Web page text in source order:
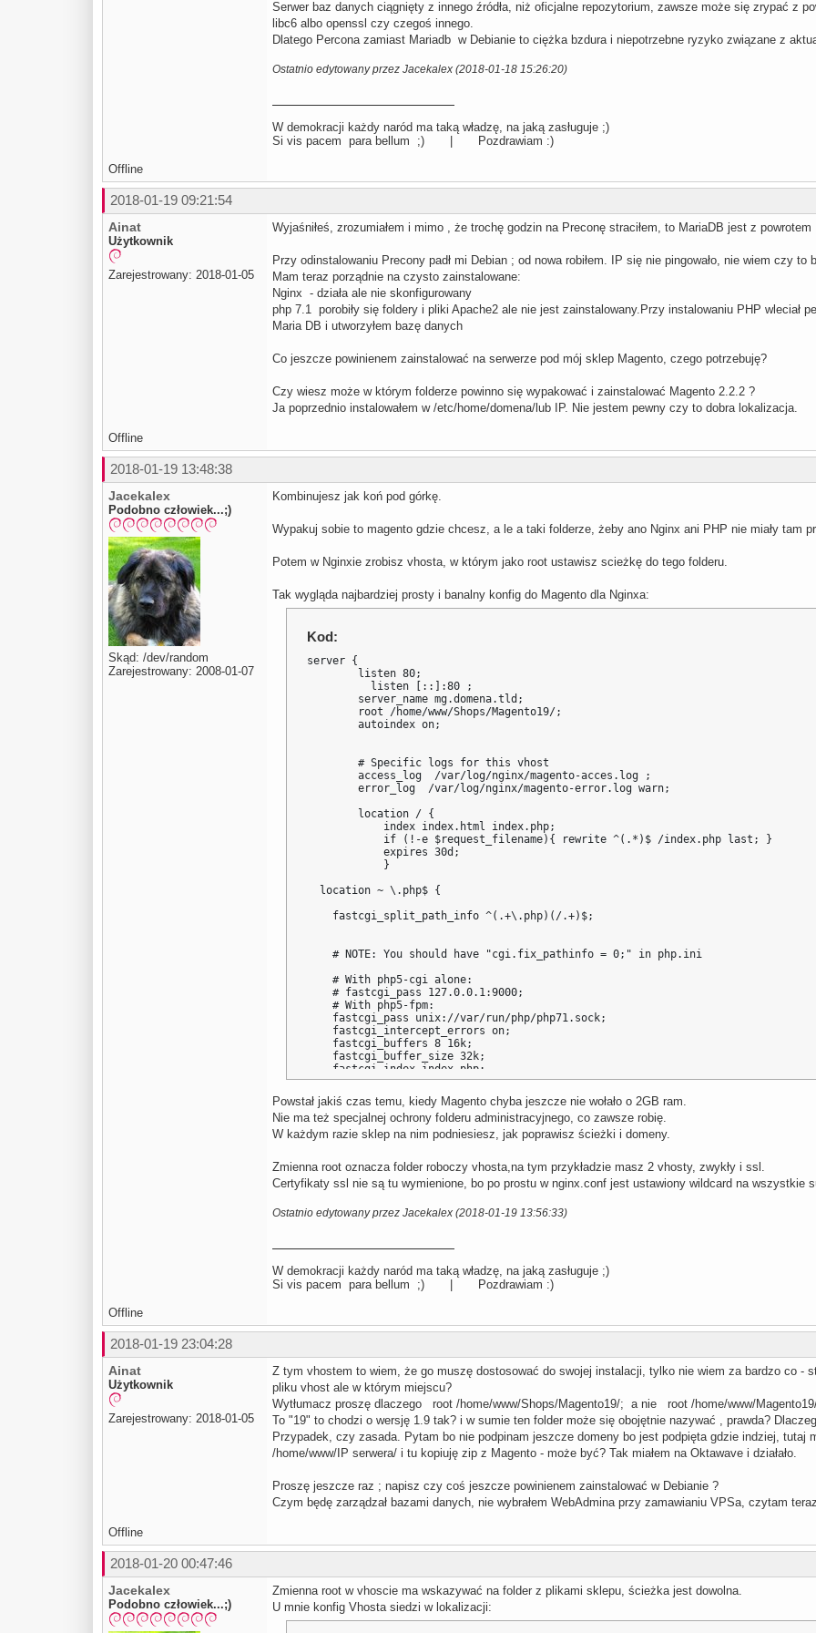
Serwer baz danych ciągnięty z innego źródła, niż oficjalne repozytorium, zawsze może się zrypać z
libc6 albo openssl czy czegoś innego.
Dlatego Percona zamiast Mariadb w Debianie to ciężka bzdura i niepotrzebne ryzyko związane z
Ostatnio edytowany przez Jacekalex (2018-01-18 15:26:20)
W demokracji każdy naród ma taką władzę, na jaką zasługuje ;)
Si vis pacem para bellum ;) | Pozdrawiam :)
Offline
2018-01-19 09:21:54
Ainat
Użytkownik
Zarejestrowany: 2018-01-05
Wyjaśniłeś, zrozumiałem i mimo , że trochę godzin na Preconę straciłem, to MariaDB jest z powrotem .
Przy odinstalowaniu Precony padł mi Debian ; od nowa robiłem. IP się nie pingowało, nie wiem czy to
Mam teraz porządnie na czysto zainstalowane:
Nginx - działa ale nie skonfigurowany
php 7.1 porobiły się foldery i pliki Apache2 ale nie jest zainstalowany.Przy instalowaniu PHP wleciał
Maria DB i utworzyłem bazę danych
Co jeszcze powinienem zainstalować na serwerze pod mój sklep Magento, czego potrzebuję?
Czy wiesz może w którym folderze powinno się wypakować i zainstalować Magento 2.2.2 ?
Ja poprzednio instalowałem w /etc/home/domena/lub IP. Nie jestem pewny czy to dobra lokalizacja.
Offline
2018-01-19 13:48:38
Jacekalex
Podobno człowiek...;)
Skąd: /dev/random
Zarejestrowany: 2008-01-07
Kombinujesz jak koń pod górkę.
Wypakuj sobie to magento gdzie chcesz, a le a taki folderze, żeby ano Nginx ani PHP nie miały tam
Potem w Nginxie zrobisz vhosta, w którym jako root ustawisz scieżkę do tego folderu.
Tak wygląda najbardziej prosty i banalny konfig do Magento dla Nginxa:
Kod:
server {
        listen 80;
          listen [::]:80 ;
        server_name mg.domena.tld;
        root /home/www/Shops/Magento19/;
        autoindex on;
        # Specific logs for this vhost
        access_log  /var/log/nginx/magento-acces.log ;
        error_log  /var/log/nginx/magento-error.log warn;
        location / {
            index index.html index.php;
            if (!-e $request_filename){ rewrite ^(.*)$ /index.php last; }
            expires 30d;
            }
  location ~ \.php$ {
    fastcgi_split_path_info ^(.+\.php)(/.+)$;
    # NOTE: You should have "cgi.fix_pathinfo = 0;" in php.ini
    # With php5-cgi alone:
    # fastcgi_pass 127.0.0.1:9000;
    # With php5-fpm:
    fastcgi_pass unix://var/run/php/php71.sock;
    fastcgi_intercept_errors on;
    fastcgi_buffers 8 16k;
    fastcgi_buffer_size 32k;
    fastcgi_index index.php;
    fastcgi_param SCRIPT_FILENAME $document_root$fastcgi_script_name;
    include /etc/nginx/fastcgi.conf;
    autoindex on;
  }
server {
        listen [::]:443;
        root /home/www/Shops/Magento19/;
        ssl on;
       # Specific logs for this vhost
        location / {
            index index.html index.php;
            if (!-e $request_filename){ rewrite ^(.*)$ /index.php last; }
             expires 30d;
            }
    # NOTE: You should have "cgi.fix_pathinfo = 0;" in php.ini
    fastcgi_pass unix://var/run/php/php71.sock;
    fastcgi_buffers 8 16k;
    fastcgi_buffer_size 32k;
    fastcgi_index index.php;
    fastcgi_param SCRIPT_FILENAME $document_root$fastcgi_script_name;
Powstał jakiś czas temu, kiedy Magento chyba jeszcze nie wołało o 2GB ram.
Nie ma też specjalnej ochrony folderu administracyjnego, co zawsze robię.
W każdym razie sklep na nim podniesiesz, jak poprawisz ścieżki i domeny.
Zmienna root oznacza folder roboczy vhosta,na tym przykładzie masz 2 vhosty, zwykły i ssl.
Certyfikaty ssl nie są tu wymienione, bo po prostu w nginx.conf jest ustawiony wildcard na wszystkie
Ostatnio edytowany przez Jacekalex (2018-01-19 13:56:33)
W demokracji każdy naród ma taką władzę, na jaką zasługuje ;)
Si vis pacem para bellum ;) | Pozdrawiam :)
Offline
2018-01-19 23:04:28
Ainat
Użytkownik
Zarejestrowany: 2018-01-05
Z tym vhostem to wiem, że go muszę dostosować do swojej instalacji, tylko nie wiem za bardzo co -
pliku vhost ale w którym miejscu?
Wytłumacz proszę dlaczego root /home/www/Shops/Magento19/; a nie root /home/www/
To "19" to chodzi o wersję 1.9 tak? i w sumie ten folder może się obojętnie nazywać , prawda?
Przypadek, czy zasada. Pytam bo nie podpinam jeszcze domeny bo jest podpięta gdzie indziej, tutaj
/home/www/IP serwera/ i tu kopiuję zip z Magento - może być? Tak miałem na Oktawave i działało.
Proszę jeszcze raz ; napisz czy coś jeszcze powinienem zainstalować w Debianie ?
Czym będę zarządzał bazami danych, nie wybrałem WebAdmina przy zamawianiu VPSa, czytam
Offline
2018-01-20 00:47:46
Jacekalex
Podobno człowiek...;)
Zmienna root w vhoscie ma wskazywać na folder z plikami sklepu, ścieżka jest dowolna.
U mnie konfig Vhosta siedzi w lokalizacji: